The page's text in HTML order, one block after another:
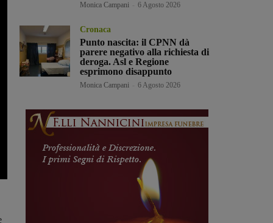
Monica Campani 6 Agosto 2026
Cronaca
Punto nascita: il CPNN dà
parere negativo alla richiesta di
deroga. Asl e Regione
esprimono disappunto
Monica Campani 6 Agosto 2026